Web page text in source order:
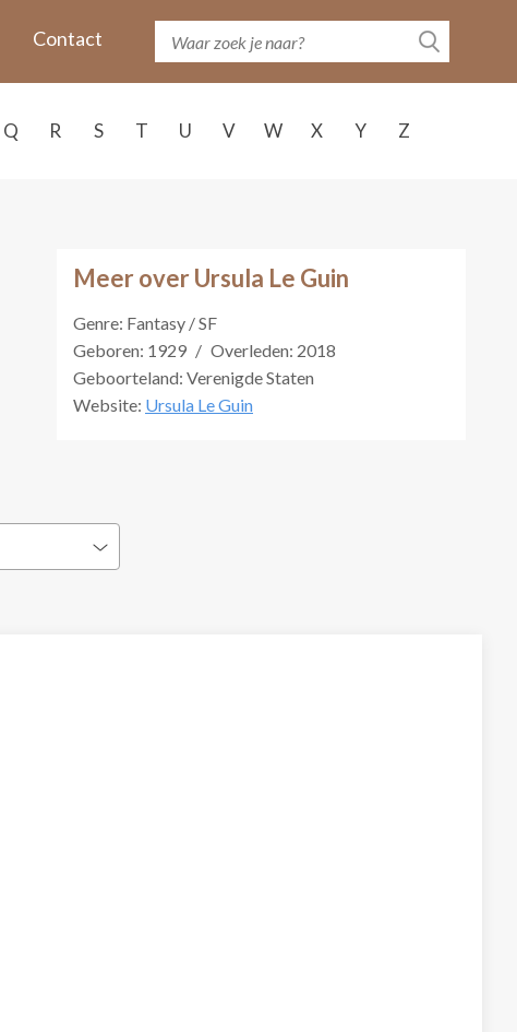
Contact
Q R S T U V W X Y Z
Meer over Ursula Le Guin
Genre: Fantasy / SF
Geboren: 1929 / Overleden: 2018
Geboorteland: Verenigde Staten
Website: Ursula Le Guin